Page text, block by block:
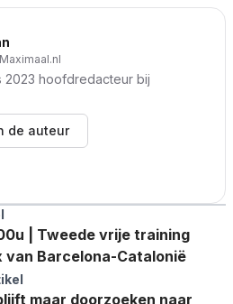
2023 hoofdredacteur bij
de auteur
| Tweede vrije training
van Barcelona-Catalonië
maar doorzoeken naar